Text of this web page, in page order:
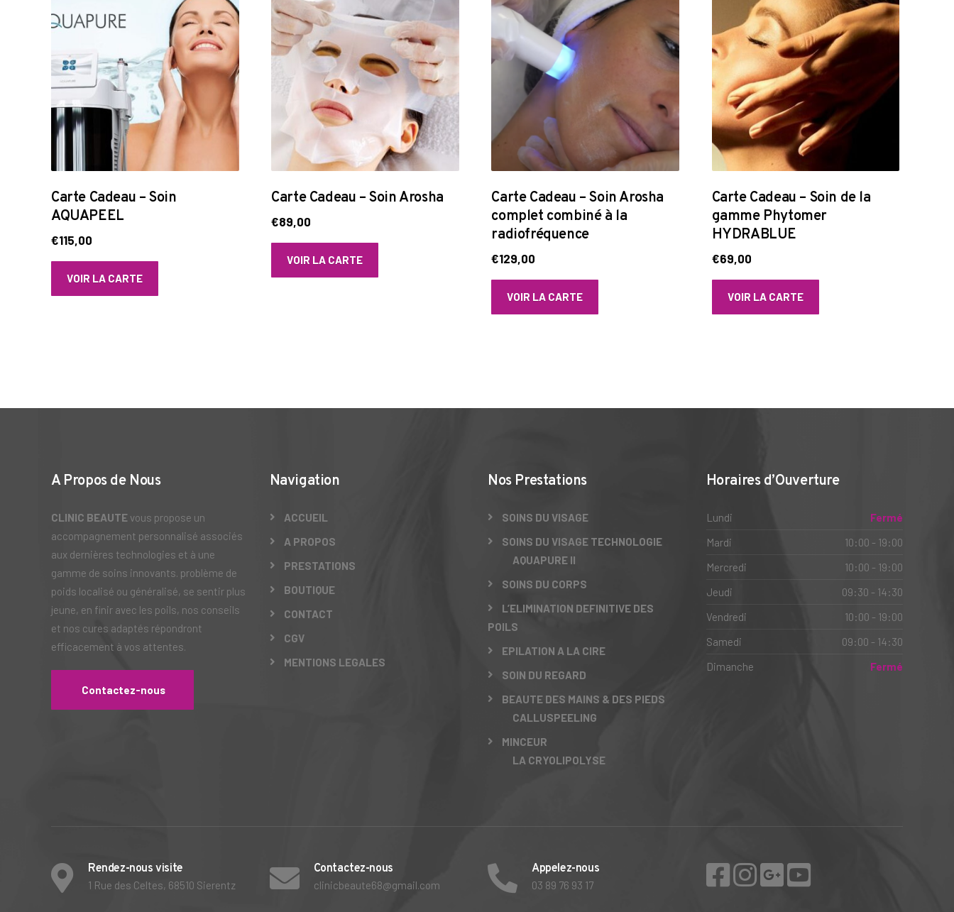
Carte Cadeau – Soin
AQUAPEEL
€115,00
VOIR LA CARTE
Carte Cadeau – Soin Arosha
€89,00
VOIR LA CARTE
Carte Cadeau – Soin Arosha
complet combiné à la
radiofréquence
€129,00
VOIR LA CARTE
Carte Cadeau – Soin de la
gamme Phytomer
HYDRABLUE
€69,00
VOIR LA CARTE
A Propos de Nous
CLINIC BEAUTE vous propose un
accompagnement personnalisé associés
aux dernières technologies et à une
gamme de soins innovants. problème de
poids localisé ou généralisé, se sentir plus
jeune, en finir avec les poils, nos conseils
et nos cures adaptés répondront
efficacement à vos attentes.
Contactez-nous
Navigation
ACCUEIL
A PROPOS
PRESTATIONS
BOUTIQUE
CONTACT
CGV
MENTIONS LEGALES
Nos Prestations
SOINS DU VISAGE
SOINS DU VISAGE TECHNOLOGIE
AQUAPURE II
SOINS DU CORPS
L’ELIMINATION DEFINITIVE DES
POILS
EPILATION A LA CIRE
SOIN DU REGARD
BEAUTE DES MAINS & DES PIEDS
CALLUSPEELING
MINCEUR
LA CRYOLIPOLYSE
Horaires d’Ouverture
Lundi
Fermé
Mardi
10:00 - 19:00
Mercredi
10:00 - 19:00
Jeudi
09:30 - 14:30
Vendredi
10:00 - 19:00
Samedi
09:00 - 14:30
Dimanche
Fermé
Rendez-nous visite
1 Rue des Celtes, 68510 Sierentz
Contactez-nous
clinicbeaute68@gmail.com
Appelez-nous
03 89 76 93 17